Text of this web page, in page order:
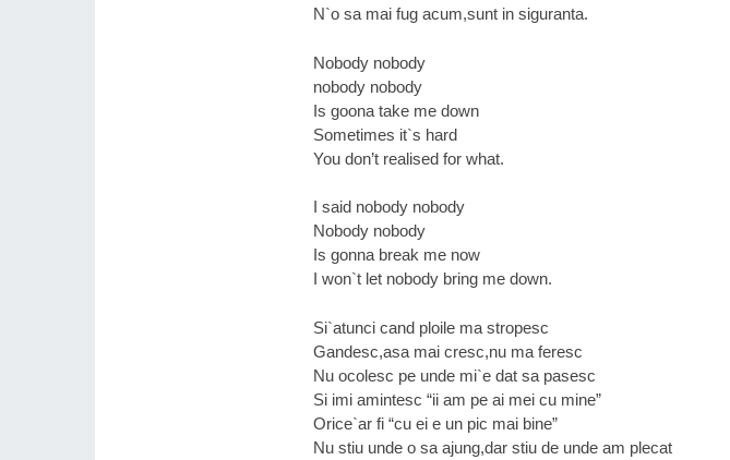
N`o sa mai fug acum,sunt in siguranta.
Nobody nobody
nobody nobody
Is goona take me down
Sometimes it`s hard
You don’t realised for what.
I said nobody nobody
Nobody nobody
Is gonna break me now
I won`t let nobody bring me down.
Si`atunci cand ploile ma stropesc
Gandesc,asa mai cresc,nu ma feresc
Nu ocolesc pe unde mi`e dat sa pasesc
Si imi amintesc “ii am pe ai mei cu mine”
Orice`ar fi “cu ei e un pic mai bine”
Nu stiu unde o sa ajung,dar stiu de unde am plecat